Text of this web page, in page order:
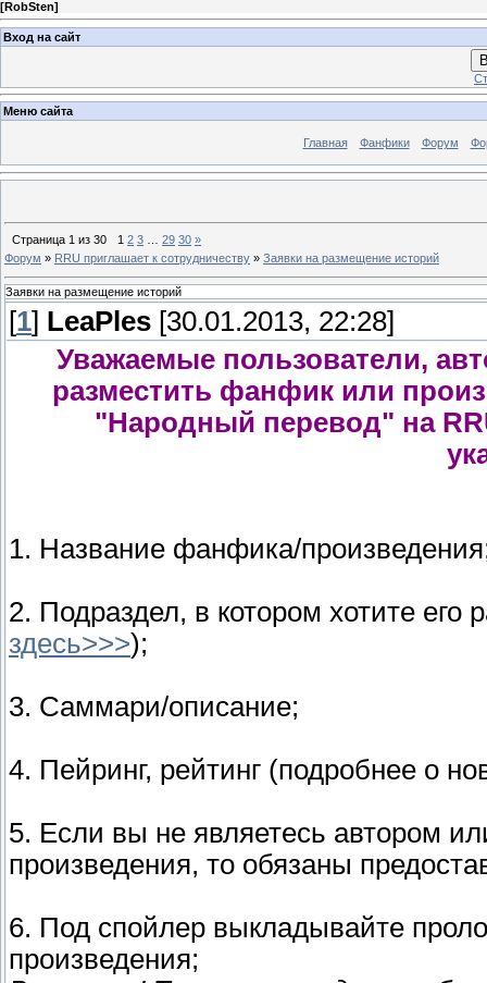
[RobSten]
Вход на сайт
Меню сайта
Главная Фанфики Форум
Страница 1 из 30 1 2 3 29 30 »
Форум » RRU приглашает к сотрудничеству » Заявки на размещение историй
Заявки на размещение историй
[1] LeaPles [30.01.2013, 22:28]
Уважаемые пользователи,
разместить фанфик или
"Народный перевод" на
1. Название фанфика/
2. Подраздел, в котором хотите его
здесь>>>);
3. Саммари/описание;
4. Пейринг, рейтинг (подробнее о
5. Если вы не являетесь автором
произведения, то обязаны
6. Под спойлер выкладывайте
произведения;